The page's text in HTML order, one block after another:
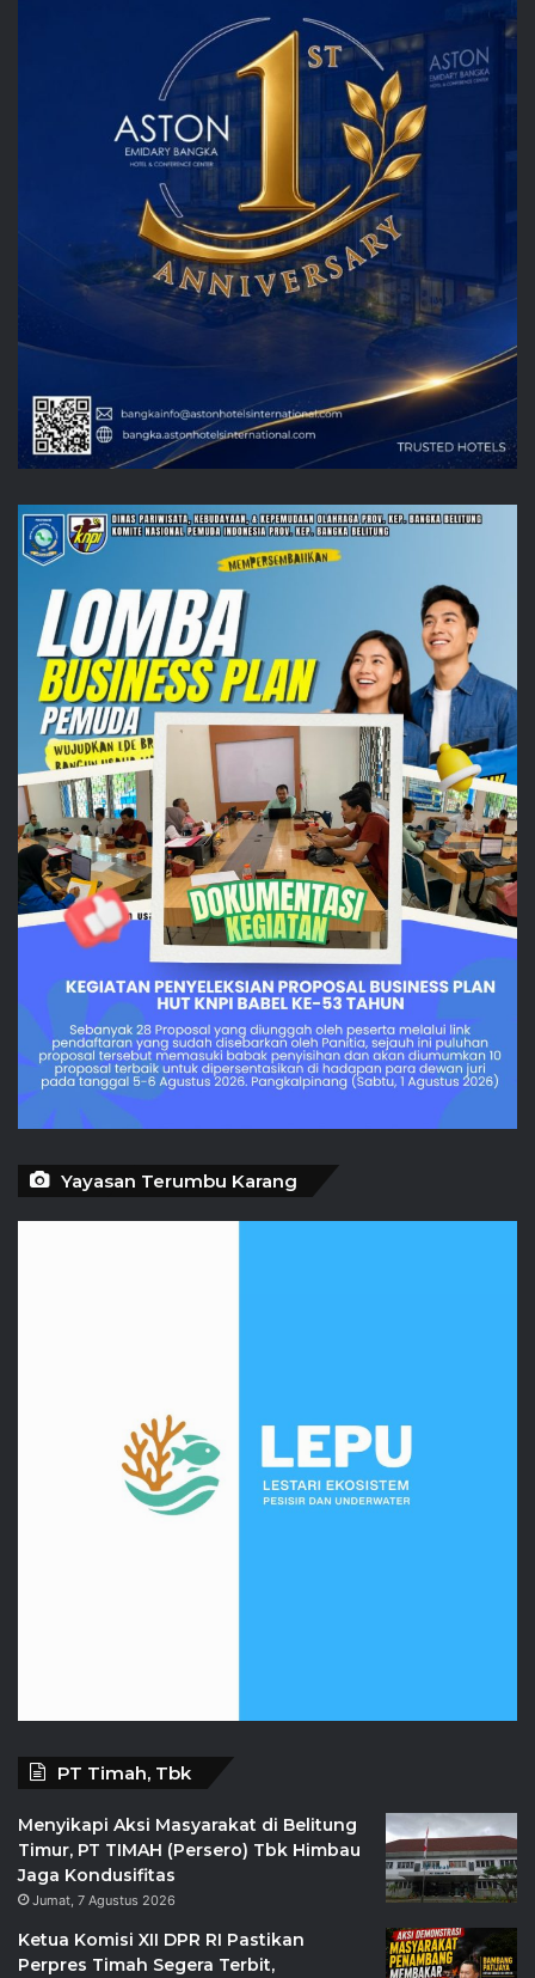
Yayasan Terumbu Karang
PT Timah, Tbk
Menyikapi Aksi Masyarakat di Belitung
Timur, PT TIMAH (Persero) Tbk Himbau
Jaga Kondusifitas
Jumat, 7 Agustus 2026
Ketua Komisi XII DPR RI Pastikan
Perpres Timah Segera Terbit,